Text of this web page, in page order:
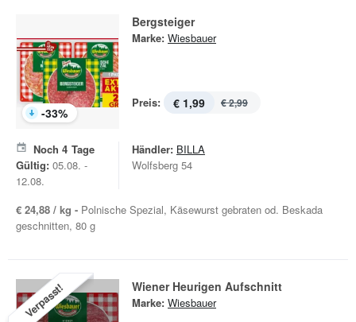
-33%
Bergsteiger
Marke: Wiesbauer
Preis: € 1,99 € 2,99
Noch 4 Tage
Gültig: 05.08. -
12.08.
Händler: BILLA
Wolfsberg 54
€ 24,88 / kg - Polnische Spezial, Käsewurst gebraten od. Beskada
geschnitten, 80 g
Verpasst! Wiener Heurigen Aufschnitt
Marke: Wiesbauer